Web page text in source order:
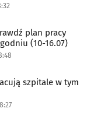
plan pracy
(10-16.07)
szpitale w tym